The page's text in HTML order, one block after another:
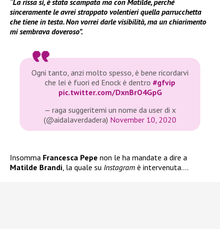
“La rissa sì, è stata scampata ma con Matilde, perché
sinceramente le avrei strappato volentieri quella parrucchetta
che tiene in testa. Non vorrei darle visibilità, ma un chiarimento
mi sembrava doveroso”.
Ogni tanto, anzi molto spesso, è bene ricordarvi
che lei è fuori ed Enock è dentro #gfvip
pic.twitter.com/DxnBrO4GpG
— raga suggeritemi un nome da user di x
(@aidalaverdadera) November 10, 2020
Insomma Francesca Pepe non le ha mandate a dire a
Matilde Brandi, la quale su Instagram è intervenuta….